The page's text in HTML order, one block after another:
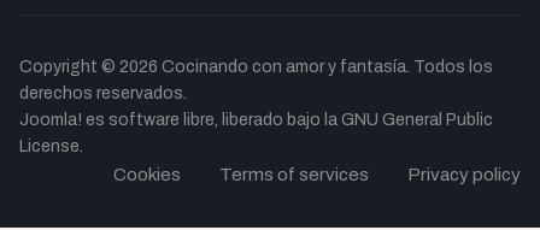
Copyright © 2026 Cocinando con amor y fantasía. Todos los
derechos reservados.
Joomla! es software libre, liberado bajo la GNU General Public
License.
Cookies Terms of services Privacy policy